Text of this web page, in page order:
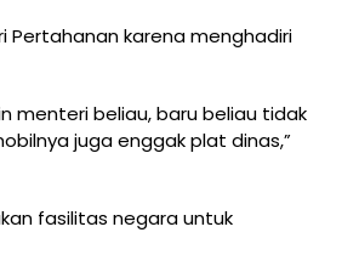
Pertahanan karena menghadiri
menteri beliau, baru beliau tidak
juga enggak plat dinas,”
fasilitas negara untuk